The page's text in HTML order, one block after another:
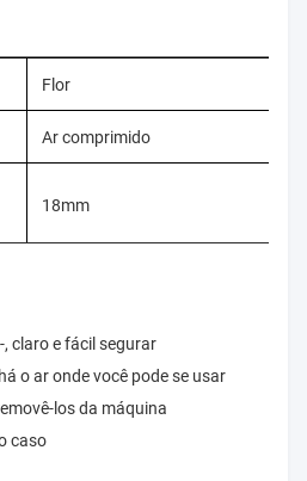
Flor
Ar comprimido
18mm
7.6-10.0mm
1.8kgs
, claro e fácil segurar
o ar onde você pode se usar
los da máquina
caso